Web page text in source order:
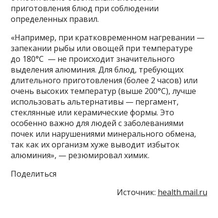
приготовления блюд при соблюдении
определенных правил.
«Например, при кратковременном нагревании —
запекании рыбы или овощей при температуре
до 180°C — не происходит значительного
выделения алюминия. Для блюд, требующих
длительного приготовления (более 2 часов) или
очень высоких температур (выше 200°C), лучше
использовать альтернативы — пергамент,
стеклянные или керамические формы. Это
особенно важно для людей с заболеваниями
почек или нарушениями минерального обмена,
так как их организм хуже выводит избыток
алюминия», — резюмировал химик.
Поделиться
Источник: health.mail.ru